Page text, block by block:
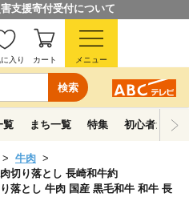
支援寄付受付について
検索
入り カート メニュー
覧 まち一覧 特集 初心者ガイド
牛肉
切り落とし 長崎和牛約
落とし 牛肉 国産 黒毛和牛 和牛 長